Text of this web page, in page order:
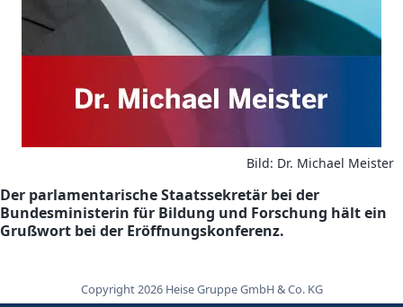
Bild: Dr. Michael Meister
Der parlamentarische Staatssekretär bei der
Bundesministerin für Bildung und Forschung hält ein
Grußwort bei der Eröffnungskonferenz.
Copyright 2026 Heise Gruppe GmbH & Co. KG